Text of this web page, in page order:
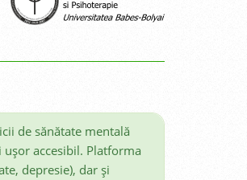
de sănătate mentală
accesibil. Platforma
depresie), dar şi